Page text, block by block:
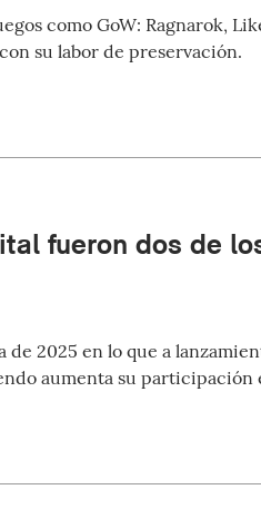
como GoW: Ragnarok,
su labor de preservación.
fueron dos de
2025 en lo que a
aumenta su